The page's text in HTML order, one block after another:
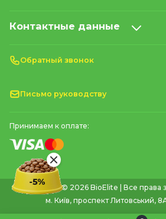
Контактные данные
Обратный звонок
Письмо руководству
Принимаем к оплате:
© 2026 BioElite | Все права
м. Київ, проспект Литовський,